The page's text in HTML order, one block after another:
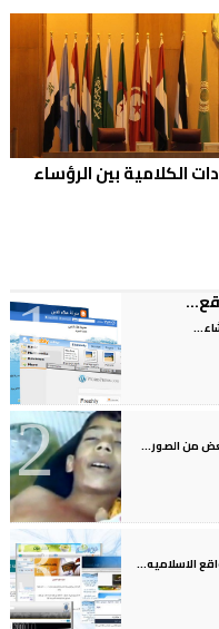
الكلامية بين الرؤساء
من الصور...
الاسلاميه...